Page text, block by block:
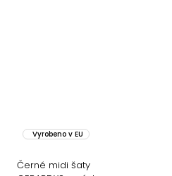
Vyrobeno v EU
Černé midi šaty